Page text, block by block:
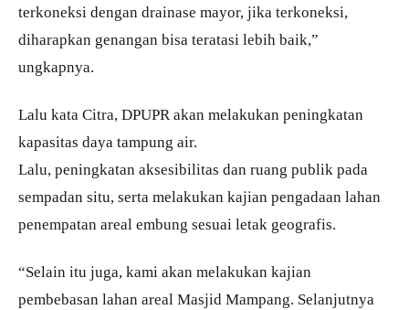
terkoneksi dengan drainase mayor, jika terkoneksi,
diharapkan genangan bisa teratasi lebih baik,”
ungkapnya.
Lalu kata Citra, DPUPR akan melakukan peningkatan
kapasitas daya tampung air.
Lalu, peningkatan aksesibilitas dan ruang publik pada
sempadan situ, serta melakukan kajian pengadaan lahan
penempatan areal embung sesuai letak geografis.
“Selain itu juga, kami akan melakukan kajian
pembebasan lahan areal Masjid Mampang. Selanjutnya